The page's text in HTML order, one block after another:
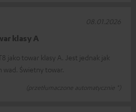
klasy A
jako towar klasy A. Jest jednak jak
wad. Świetny towar.
(przetłumaczone automatycznie *)
08.01.2026